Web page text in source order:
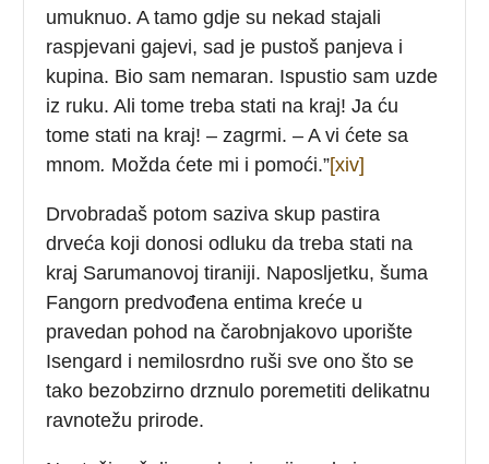
umuknuo. A tamo gdje su nekad stajali
raspjevani gajevi, sad je pustoš panjeva i
kupina. Bio sam nemaran. Ispustio sam uzde
iz ruku. Ali tome treba stati na kraj! Ja ću
tome stati na kraj! – zagrmi. – A vi ćete sa
mnom. Možda ćete mi i pomoći.”[xiv]
Drvobradaš potom saziva skup pastira
drveća koji donosi odluku da treba stati na
kraj Sarumanovoj tiraniji. Naposljetku, šuma
Fangorn predvođena entima kreće u
pravedan pohod na čarobnjakovo uporište
Isengard i nemilosrdno ruši sve ono što se
tako bezobzirno drznulo poremetiti delikatnu
ravnotežu prirode.